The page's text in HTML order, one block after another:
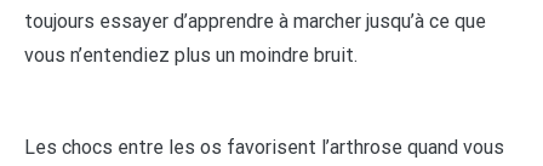
toujours essayer d’apprendre à marcher jusqu’à ce que
vous n’entendiez plus un moindre bruit.
Les chocs entre les os favorisent l’arthrose quand vous